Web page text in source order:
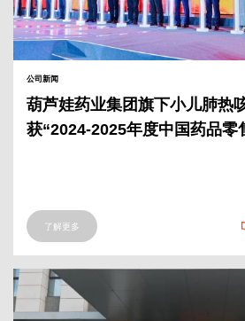
公司新闻
葫芦娃药业集团旗下小儿肺热
获“2024-2025年度中国药品零
了解更多